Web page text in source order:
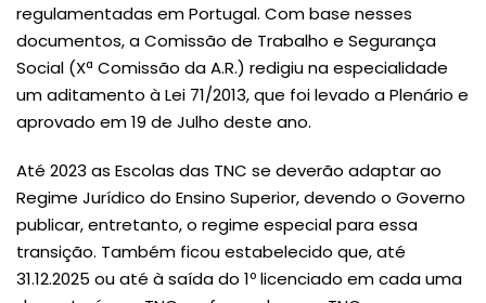
regulamentadas em Portugal. Com base nesses
documentos, a Comissão de Trabalho e Segurança
Social (Xª Comissão da A.R.) redigiu na especialidade
um aditamento à Lei 71/2013, que foi levado a Plenário e
aprovado em 19 de Julho deste ano.
Até 2023 as Escolas das TNC se deverão adaptar ao
Regime Jurídico do Ensino Superior, devendo o Governo
publicar, entretanto, o regime especial para essa
transição. Também ficou estabelecido que, até
31.12.2025 ou até à saída do 1º licenciado em cada uma